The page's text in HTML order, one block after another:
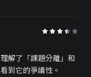
解了「課題分離」和
到它的爭議性。